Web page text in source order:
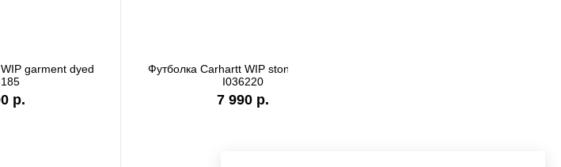
Футболка Carhartt WIP stone washed